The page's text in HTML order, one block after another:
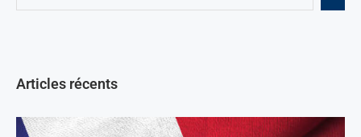
Articles récents